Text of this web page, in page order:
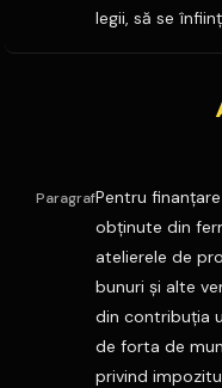
legii, să se
ParagrafPentru
obţinute din
atelierele de
bunuri şi alte
din contribuţia
de forta de
privind